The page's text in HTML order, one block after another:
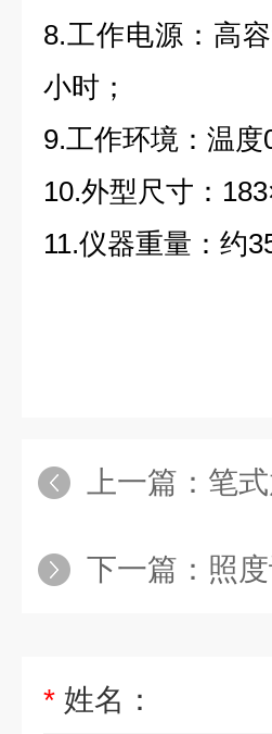
8.工作电源：高
小时；
9.工作环境：温
10.外型尺寸：
11.仪器重量：约
上一篇： 笔
下一篇： 照
* 姓名：